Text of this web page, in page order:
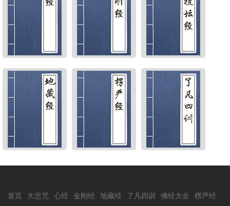
首页 大悲咒 心经 金刚经 地藏经 了凡四训 佛经大全 楞严经